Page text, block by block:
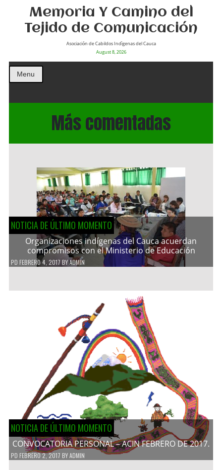
Memoria Y Camino del
Tejido de Comunicación
Asociación de Cabildos Indìgenas del Cauca
August 8, 2026
Menu
Más comentadas
NOTICIA DE ÚLTIMO MOMENTO
Organizaciones indígenas del Cauca acuerdan
compromisos con el Ministerio de Educación
PD FEBRERO 4, 2017 BYADMIN
NOTICIA DE ÚLTIMO MOMENTO
CONVOCATORIA PERSONAL – ACIN FEBRERO DE 2017.
PD FEBRERO 2, 2017 BYADMIN